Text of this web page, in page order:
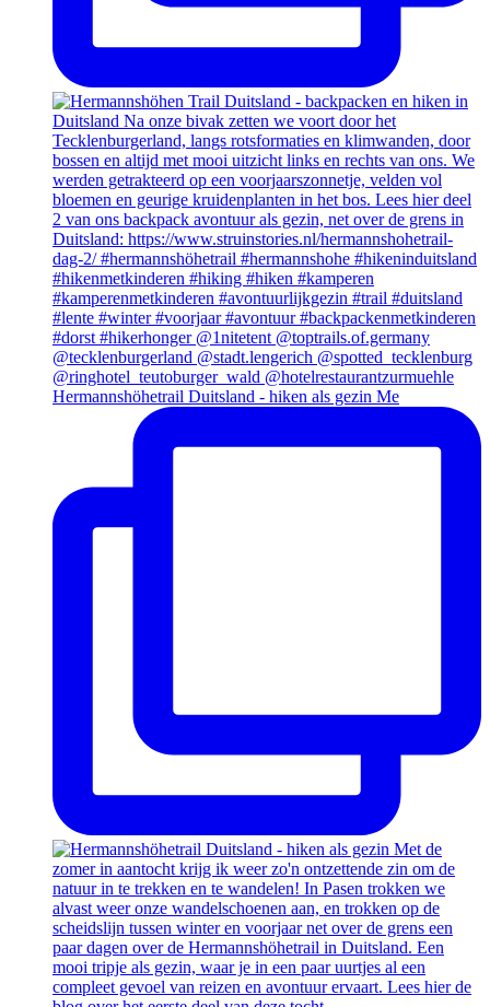
Hermannshöhetrail Duitsland - hiken als gezin Me